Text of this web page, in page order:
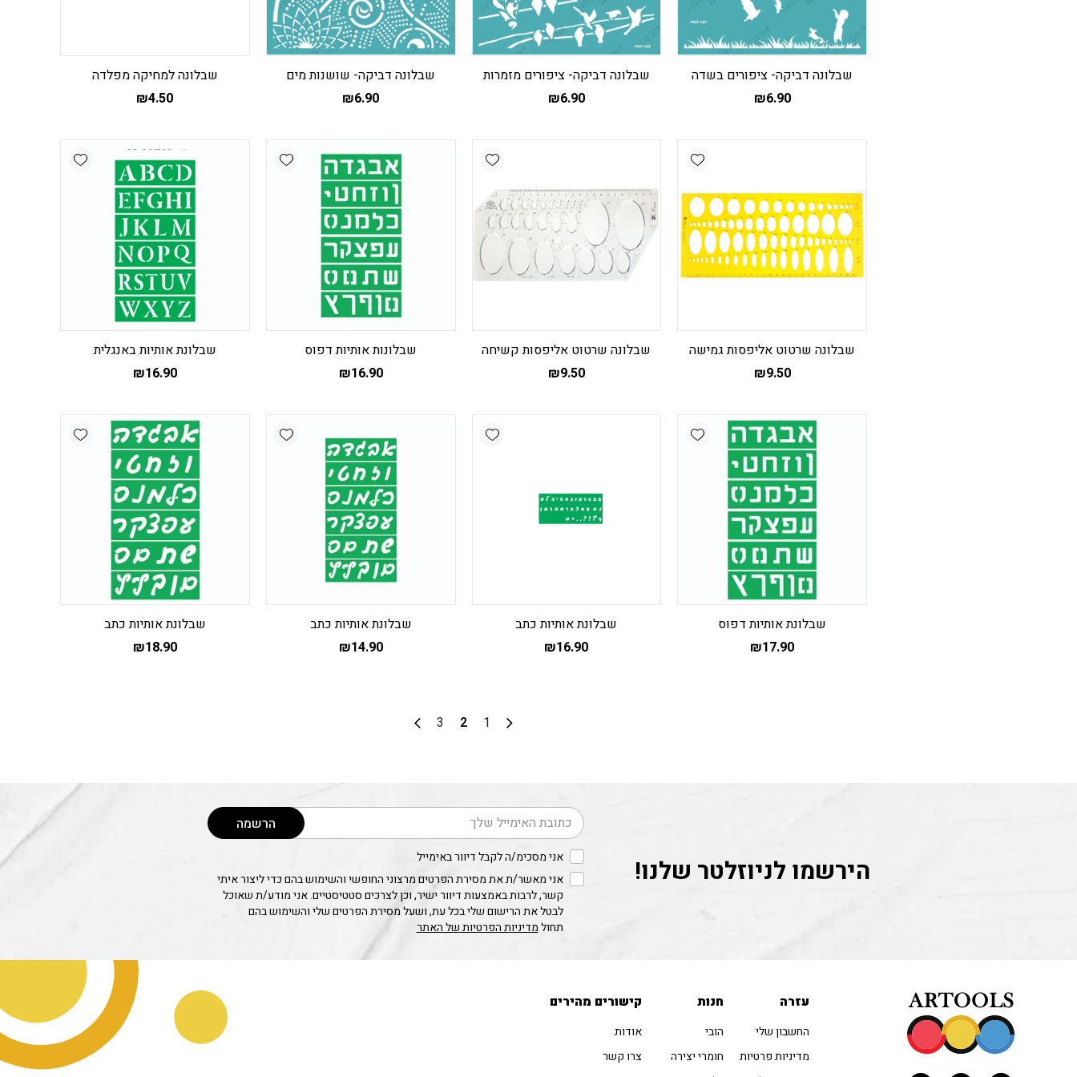
שבלונה דביקה- ציפורים בשדה
₪6.90
שבלונה דביקה- ציפורים מזמרות
₪6.90
שבלונה דביקה- שושנות מים
₪6.90
שבלונה למחיקה מפלדה
₪4.50
Add wishlist
שבלונה שרטוט אליפסות גמישה
₪9.50
Add wishlist
שבלונה שרטוט אליפסות קשיחה
₪9.50
Add wishlist
שבלונות אותיות דפוס
₪16.90
Add wishlist
שבלונת אותיות באנגלית
₪16.90
Add wishlist
שבלונת אותיות דפוס
₪17.90
Add wishlist
שבלונת אותיות כתב
₪16.90
Add wishlist
שבלונת אותיות כתב
₪14.90
Add wishlist
שבלונת אותיות כתב
₪18.90
1
2
3
הירשמו לניוזלטר שלנו!
דוא׳׳ל הרשמה
אני מסכימ/ה לקבל דיוור באימייל
אני מאשר/ת את מסירת הפרטים מרצוני החופשי והשימוש בהם כדי ליצור איתי
קשר, לרבות באמצעות דיוור ישיר, וכן לצרכים סטטיסטיים. אני מודע/ת שאוכל
לבטל את הרישום שלי בכל עת, ושעל מסירת הפרטים שלי והשימוש בהם
תחולמדיניות הפרטיות של האתר
עזרה
החשבון שלי
מדיניות פרטיות
חנות
הובי
חומרי יצירה
קישורים מהירים
אודות
צרו קשר